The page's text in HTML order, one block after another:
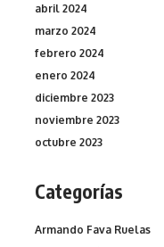
abril 2024
marzo 2024
febrero 2024
enero 2024
diciembre 2023
noviembre 2023
octubre 2023
Categorías
Armando Fava Ruelas